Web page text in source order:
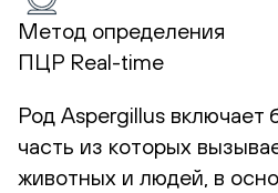
Метод определения
ПЦР Real-time
Род Aspergillus включает
часть из которых
животных и людей, в